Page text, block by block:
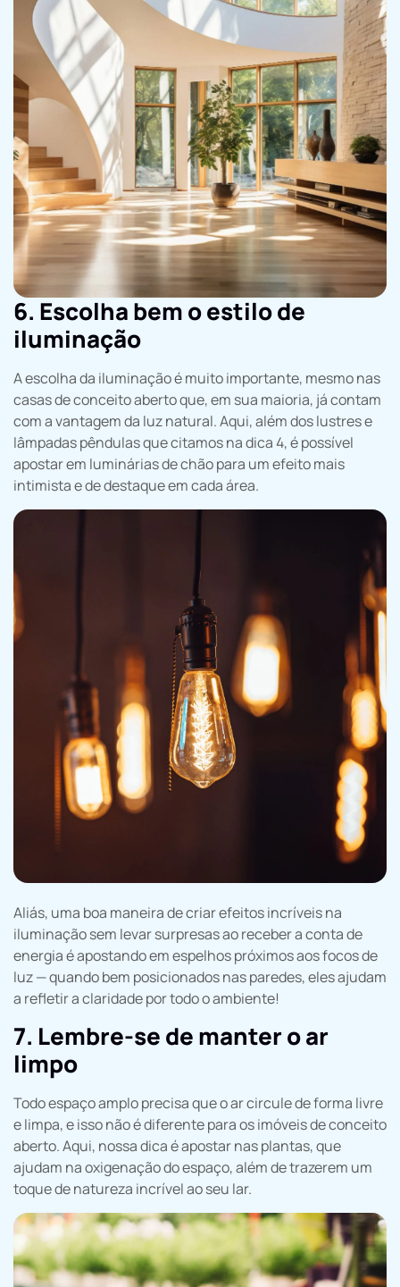
6. Escolha bem o estilo de
iluminação
A escolha da iluminação é muito importante, mesmo nas
casas de conceito aberto que, em sua maioria, já contam
com a vantagem da luz natural. Aqui, além dos lustres e
lâmpadas pêndulas que citamos na dica 4, é possível
apostar em luminárias de chão para um efeito mais
intimista e de destaque em cada área.
Aliás, uma boa maneira de criar efeitos incríveis na
iluminação sem levar surpresas ao receber a conta de
energia é apostando em espelhos próximos aos focos de
luz — quando bem posicionados nas paredes, eles ajudam
a refletir a claridade por todo o ambiente!
7. Lembre-se de manter o ar
limpo
Todo espaço amplo precisa que o ar circule de forma livre
e limpa, e isso não é diferente para os imóveis de conceito
aberto. Aqui, nossa dica é apostar nas plantas, que
ajudam na oxigenação do espaço, além de trazerem um
toque de natureza incrível ao seu lar.